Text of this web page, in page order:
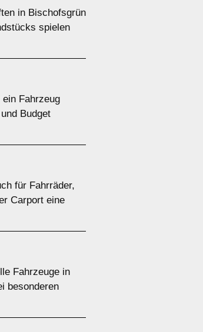
in Bischofsgrün
spielen
Fahrzeug
Budget
für Fahrräder,
Carport eine
Fahrzeuge in
besonderen